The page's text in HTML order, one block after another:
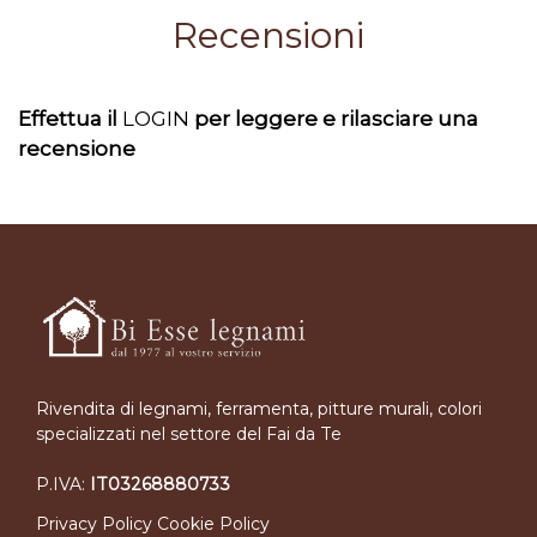
Recensioni
Effettua il LOGIN per leggere e rilasciare una
recensione
Rivendita di legnami, ferramenta, pitture murali, colori
specializzati nel settore del Fai da Te
P.IVA: IT03268880733
Privacy Policy Cookie Policy